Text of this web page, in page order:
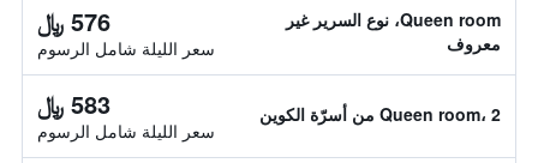
Queen room، نوع السرير غير
معروف
576 ﷼
سعر الليلة شامل الرسوم
Queen room، 2 من أسرّة الكوين 583 ﷼
سعر الليلة شامل الرسوم